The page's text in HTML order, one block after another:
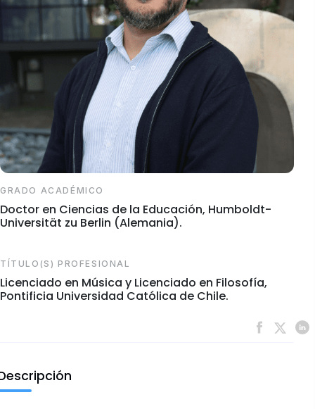
GRADO ACADÉMICO
Doctor en Ciencias de la Educación, Humboldt-
Universität zu Berlin (Alemania).
TÍTULO(S) PROFESIONAL
Licenciado en Música y Licenciado en Filosofía,
Pontificia Universidad Católica de Chile.